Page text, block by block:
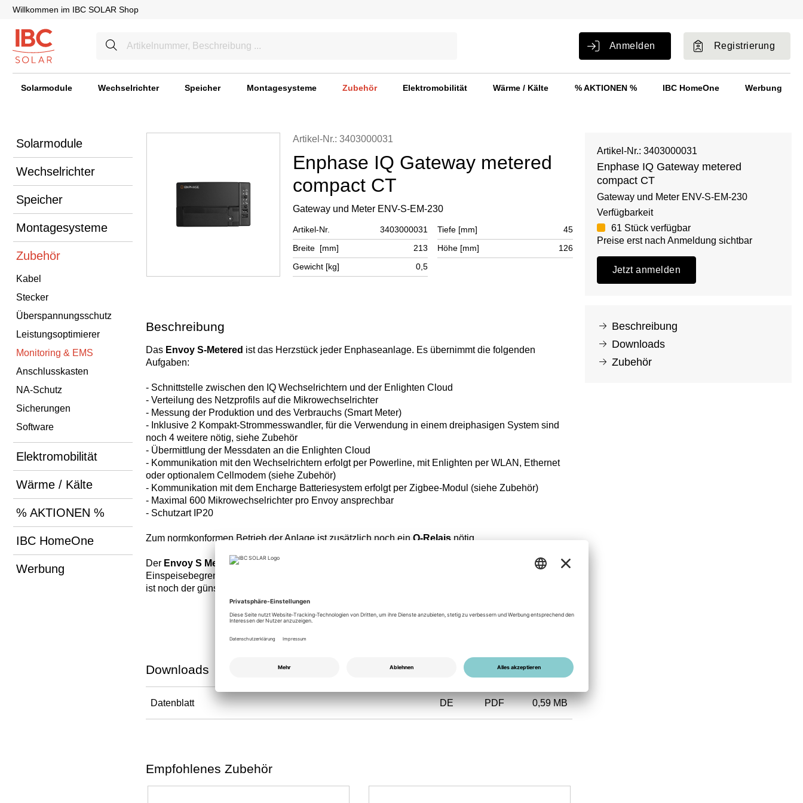
Willkommen im IBC SOLAR Shop
Anmelden Registrierung
Solarmodule Wechselrichter Speicher Montagesysteme Zubehör Elektromobilität Wärme / Kälte % AKTIONEN % IBC HomeOne Werbung
Solarmodule
Wechselrichter
Speicher
Montagesysteme
Zubehör
Kabel
Stecker
Überspannungsschutz
Leistungsoptimierer
Monitoring & EMS
Anschlusskasten
NA-Schutz
Sicherungen
Software
Elektromobilität
Wärme / Kälte
% AKTIONEN %
IBC HomeOne
Werbung
Artikel-Nr.: 3403000031
Enphase IQ Gateway metered
compact CT
Gateway und Meter ENV-S-EM-230
Artikel-Nr. 3403000031 Tiefe [mm]
45
Breite [mm]
213 Höhe [mm]
126
Gewicht [kg]
0,5
Beschreibung
Das Envoy S-Metered ist das Herzstück jeder Enphaseanlage. Es übernimmt die folgenden
Aufgaben:
- Schnittstelle zwischen den IQ Wechselrichtern und der Enlighten Cloud
- Verteilung des Netzprofils auf die Mikrowechselrichter
- Messung der Produktion und des Verbrauchs (Smart Meter)
- Inklusive 2 Kompakt-Strommesswandler, für die Verwendung in einem dreiphasigen System sind
noch 4 weitere nötig, siehe Zubehör
- Übermittlung der Messdaten an die Enlighten Cloud
- Kommunikation mit den Wechselrichtern erfolgt per Powerline, mit Enlighten per WLAN, Ethernet
oder optionalem Cellmodem (siehe Zubehör)
- Kommunikation mit dem Encharge Batteriesystem erfolgt per Zigbee-Modul (siehe Zubehör)
- Maximal 600 Mikrowechselrichter pro Envoy ansprechbar
- Schutzart IP20
Zum normkonformen Betrieb der Anlage ist zusätzlich noch ein Q-Relaisnötig.
Der Envoy S Meteredist speziell für Märkte gedacht, bei denen eine Leistungsmessung bzw.
Einspeisebegrenzung erforderlich ist. Für Märkte mit Net Metering bzw. ohne Einspeisebegrenzung
ist noch der günstigere
Downloads
Datenblatt DE PDF 0,59 MB
Empfohlenes Zubehör
Artikel-Nr.: 3403000031
Enphase IQ Gateway metered
compact CT
Gateway und Meter ENV-S-EM-230
Verfügbarkeit
61 Stück verfügbar
Preise erst nach Anmeldung sichtbar
Jetzt anmelden
Beschreibung
Downloads
Zubehör